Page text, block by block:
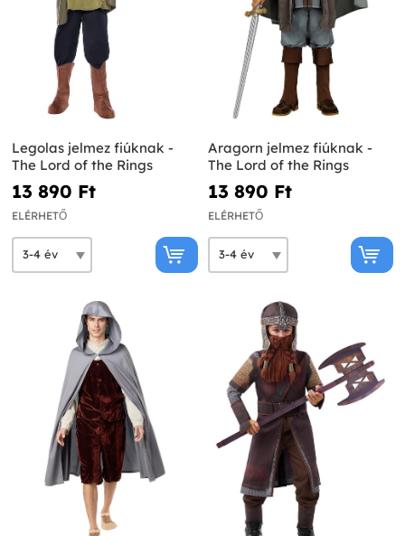
Legolas jelmez fiúknak -
The Lord of the Rings
13 890 Ft‎
ELÉRHETŐ
Aragorn jelmez fiúknak -
The Lord of the Rings
13 890 Ft‎
ELÉRHETŐ